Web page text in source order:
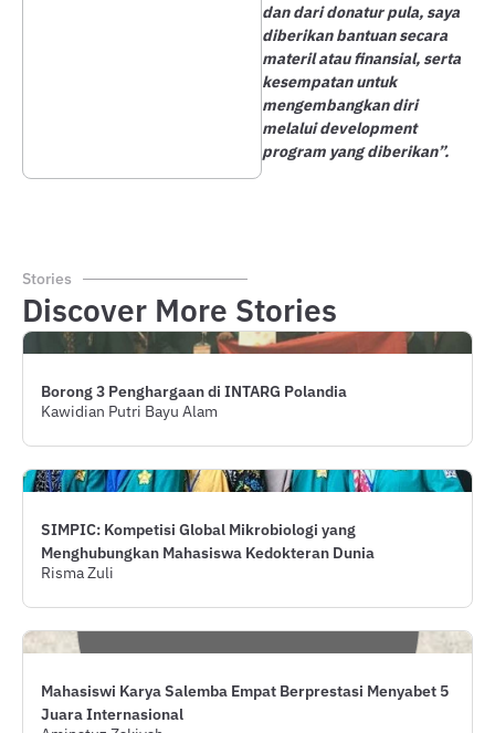
dan dari donatur pula, saya
diberikan bantuan secara
materil atau finansial, serta
kesempatan untuk
mengembangkan diri
melalui development
program yang diberikan”.
Stories
Discover More Stories
Borong 3 Penghargaan di INTARG Polandia
Kawidian Putri Bayu Alam
SIMPIC: Kompetisi Global Mikro­biologi yang
Menghubungkan Mahasiswa Kedokteran Dunia
Risma Zuli
Mahasiswi Karya Salemba Empat Berprestasi Menyabet 5
Juara Internasional